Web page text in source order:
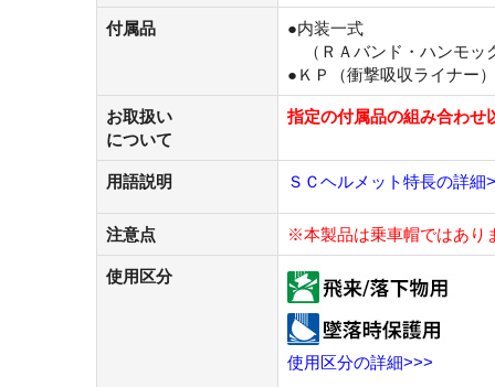
付属品
●内装一式
（ＲＡバンド・ハンモッ
●ＫＰ（衝撃吸収ライナー）
お取扱い
について
指定の付属品の組み合わせ
用語説明 ＳＣヘルメット特長の詳細
注意点 ※本製品は乗車帽ではあり
使用区分
使用区分の詳細>>>